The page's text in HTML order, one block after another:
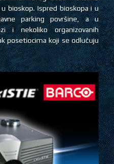
bioskop. Ispred bioskopa i u
parking površine, a u
i nekoliko organizovanih
posetiocima koji se odlučuju